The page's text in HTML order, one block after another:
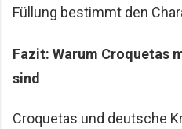
Füllung bestimmt den
Fazit: Warum Croquetas
sind
Croquetas und deutsche